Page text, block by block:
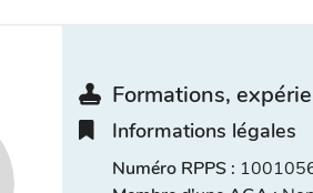
Formations,
Informations légales
Numéro RPPS :